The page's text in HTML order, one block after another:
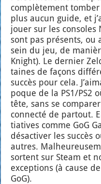
com­plè­te­ment tom­ber
plus aucun guide, et
jouer sur les consoles
sont pas pré­sents, ou
sein du jeu, de
Knight). Le der­nier
taines de façons
suc­cès pour cela.
poque de la PS1/PS2
tête, sans se
connec­té de par­tout.
tia­tives comme GoG
désac­ti­ver les suc­cès
autres.
sortent sur Steam et
excep­tions (à cause
GoG).